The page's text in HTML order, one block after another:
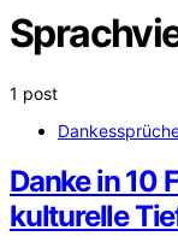
1 post
Danke in 10
kulturelle